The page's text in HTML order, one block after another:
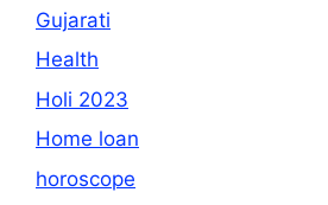
Gujarati
Health
Holi 2023
Home loan
horoscope